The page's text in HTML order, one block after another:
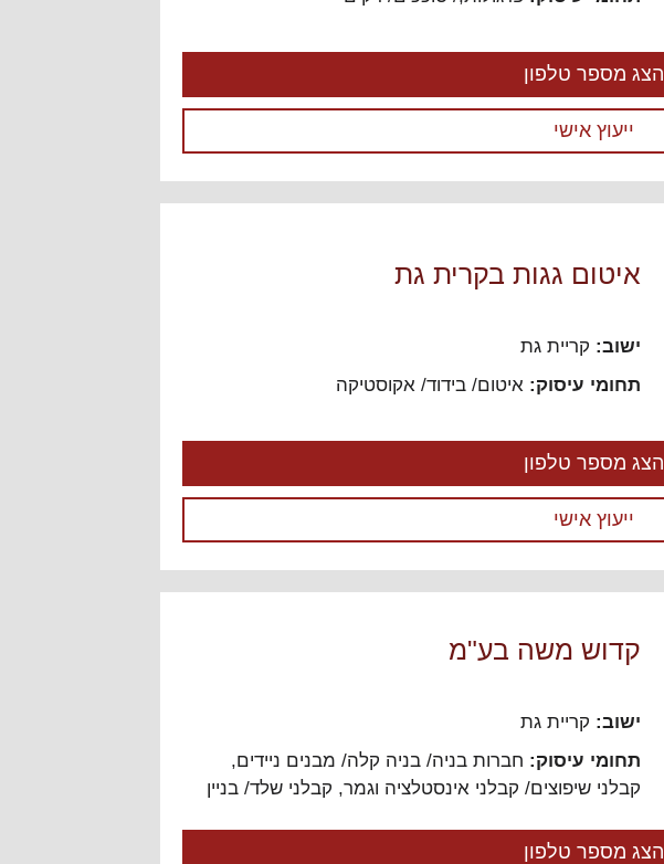
הצג מספר טלפון
ייעוץ אישי
איטום גגות בקרית גת
ישוב: קריית גת
תחומי עיסוק:איטום/ בידוד/ אקוסטיקה
הצג מספר טלפון
ייעוץ אישי
קדוש משה בע"מ
ישוב: קריית גת
תחומי עיסוק: חברות בניה/ בניה קלה/ מבנים ניידים,
קבלני שיפוצים/ קבלני אינסטלציה וגמר, קבלני שלד/ בניין
הצג מספר טלפון